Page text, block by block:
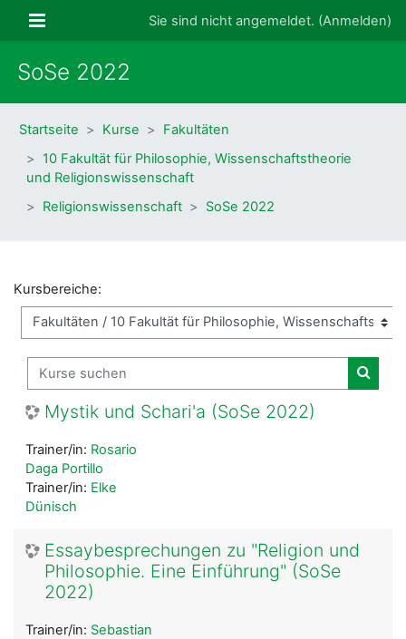
Website-ÜbersichtSie sind nicht angemeldet. (Anmelden)
SoSe 2022
Startseite Kurse
Fakultäten
10 Fakultät für Philosophie, Wissenschaftstheorie
und Religionswissenschaft
Religionswissenschaft
SoSe 2022
Kursbereiche:
Kurse suchen
Kurse
Mystik und Schari'a (SoSe 2022)
Trainer/in: Rosario
Daga Portillo
Trainer/in: Elke
Dünisch
Essaybesprechungen zu "Religion und
Philosophie. Eine Einführung" (SoSe
2022)
Trainer/in: Sebastian